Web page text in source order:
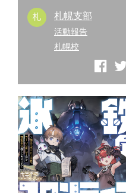
札幌支部
活動報告
札幌校